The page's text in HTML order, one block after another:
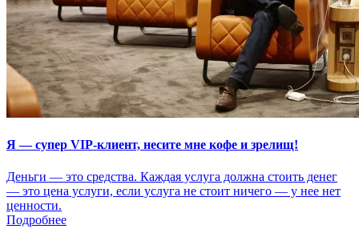
Я — супер VIP-клиент, несите мне кофе и зрелищ!
Деньги — это средства. Каждая услуга должна стоить денег
— это цена услуги, если услуга не стоит ничего — у нее нет
ценности.
Подробнее